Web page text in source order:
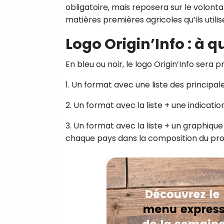
obligatoire, mais reposera sur le
matières premières agricoles qu’ils
Logo Origin’Info : à
En bleu ou noir, le logo Origin’Info sera
1. Un format avec une liste des
2. Un format avec la liste + une
3. Un format avec la liste + un
chaque pays dans la composition du